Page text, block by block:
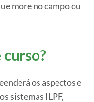
more no campo ou
os aspectos e
sistemas ILPF,